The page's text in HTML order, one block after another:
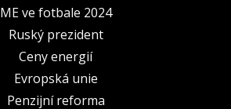
ME ve fotbale 2024
Ruský prezident
Ceny energií
Evropská unie
Penzijní reforma